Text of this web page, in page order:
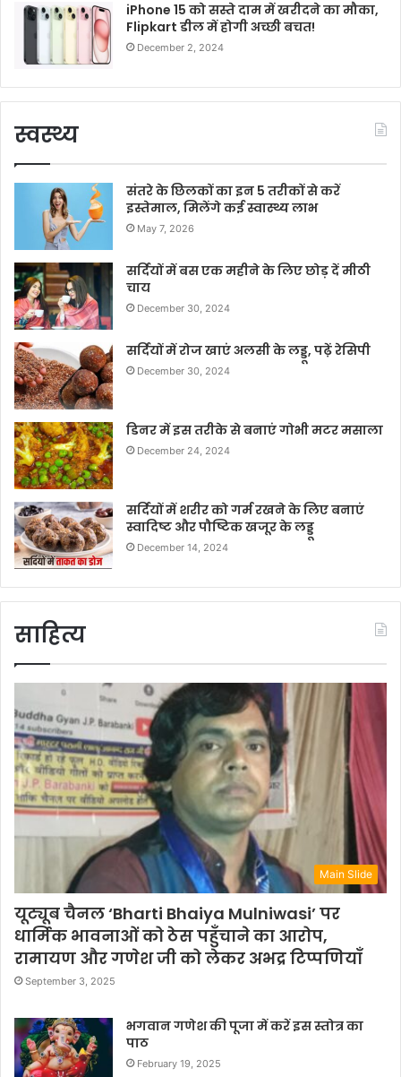
iPhone 15 को सस्ते दाम में खरीदने का मौका,
Flipkart डील में होगी अच्छी बचत!
December 2, 2024
स्वस्थ्य
संतरे के छिलकों का इन 5 तरीकों से करें
इस्तेमाल, मिलेंगे कई स्वास्थ्य लाभ
May 7, 2026
सर्दियों में बस एक महीने के लिए छोड़ दें मीठी
चाय
December 30, 2024
सर्दियों में रोज खाएं अलसी के लड्डू, पढ़ें रेसिपी
December 30, 2024
डिनर में इस तरीके से बनाएं गोभी मटर मसाला
December 24, 2024
सर्दियों में शरीर को गर्म रखने के लिए बनाएं
स्वादिष्ट और पौष्टिक खजूर के लड्डू
December 14, 2024
साहित्य
Main Slide
यूट्यूब चैनल ‘Bharti Bhaiya Mulniwasi’ पर
धार्मिक भावनाओं को ठेस पहुँचाने का आरोप,
रामायण और गणेश जी को लेकर अभद्र टिप्पणियाँ
September 3, 2025
भगवान गणेश की पूजा में करें इस स्तोत्र का
पाठ
February 19, 2025